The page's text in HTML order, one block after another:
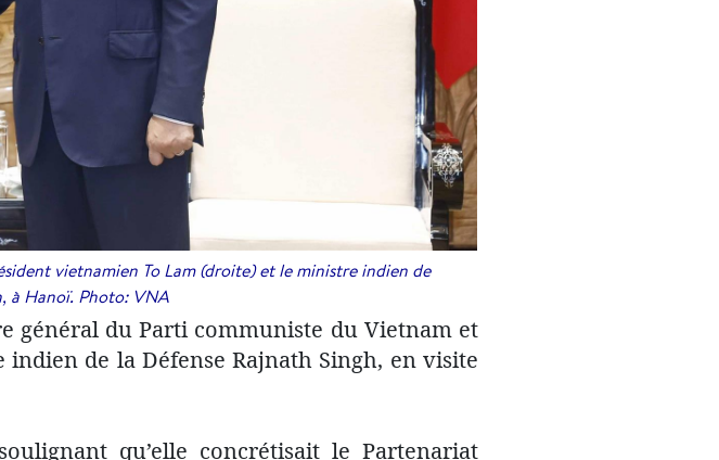
vietnamien To Lam (droite) et le ministre indien de
à Hanoï. Photo: VNA
général du Parti communiste du Vietnam et
de la Défense Rajnath Singh, en visite
qu’elle concrétisait le Partenariat